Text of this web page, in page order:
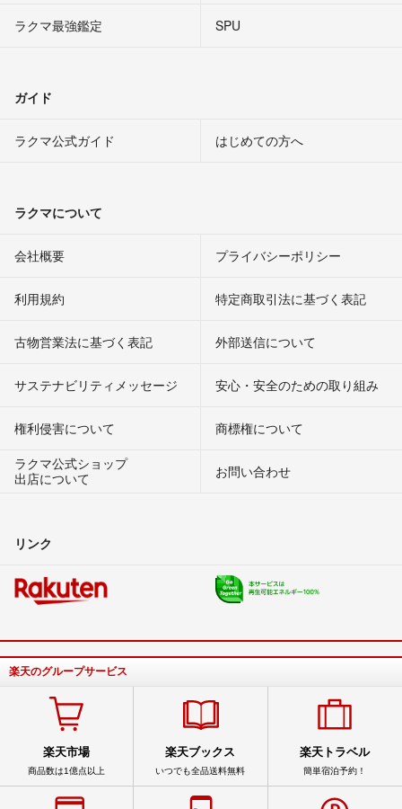
ラクマ最強鑑定
SPU
ガイド
ラクマ公式ガイド はじめての方へ
ラクマについて
会社概要 プライバシーポリシー
利用規約 特定商取引法に基づく表記
古物営業法に基づく表記 外部送信について
サステナビリティメッセージ 安心・安全のための取り組み
権利侵害について
商標権について
ラクマ公式ショップ
出店について
お問い合わせ
リンク
楽天のグループサービス
楽天市場
商品数は1億点以上
楽天ブックス
いつでも全品送料無料
楽天トラベル
簡単宿泊予約！